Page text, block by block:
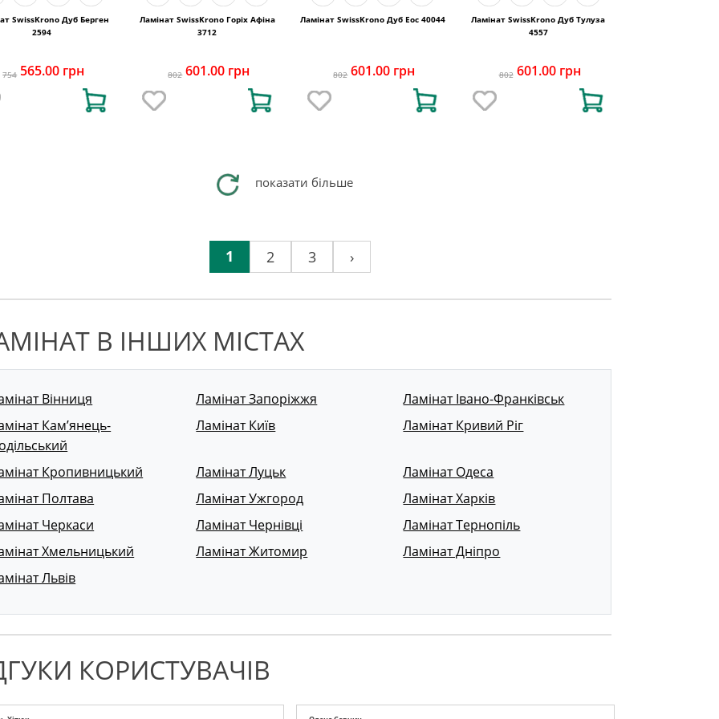
SwissKrono Дуб Берген
2594
754 565.00 грн
Ламінат SwissKrono Горіх Афіна
3712
802 601.00 грн
Ламінат SwissKrono Дуб Еос 40044
802 601.00 грн
Ламінат SwissKrono Дуб Тулуза
4557
802 601.00 грн
показати більше
1 2 3 ›
В ІНШИХ МІСТАХ
Вінниця Ламінат Запоріжжя
Ламінат Івано-Франківськ
Кам’янець-
Ламінат Київ Ламінат Кривий Ріг
Кропивницький Ламінат Луцьк
Ламінат Одеса
Полтава
Ламінат Ужгород
Ламінат Харків
Черкаси
Ламінат Чернівці
Ламінат Тернопіль
Хмельницький
Ламінат Житомир
Ламінат Дніпро
Львів
КОРИСТУВАЧІВ